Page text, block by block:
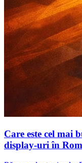
Care este cel mai
display-uri în